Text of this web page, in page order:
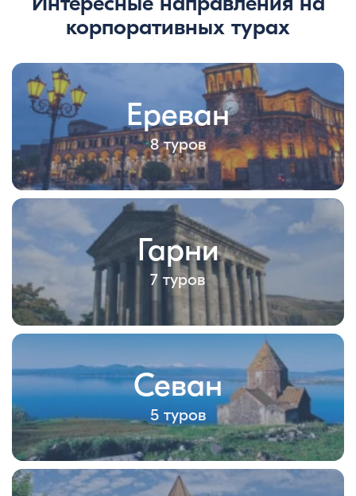
корпоративных турах
Ереван
8 туров
Гарни
7 туров
Севан
5 туров